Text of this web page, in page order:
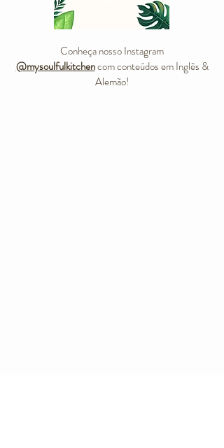
Conheça nosso Instagram
@mysoulfulkitchencom conteúdos em Inglês &
Alemão!